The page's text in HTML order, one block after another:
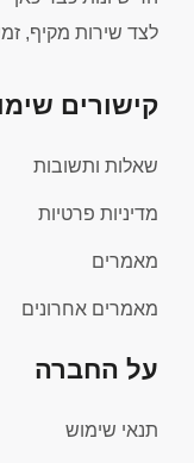
לצד שירות מקיף,
קישורים
שאלות ותשובות
מדיניות פרטיות
מאמרים
מאמרים אחרונים
על החברה
תנאי שימוש